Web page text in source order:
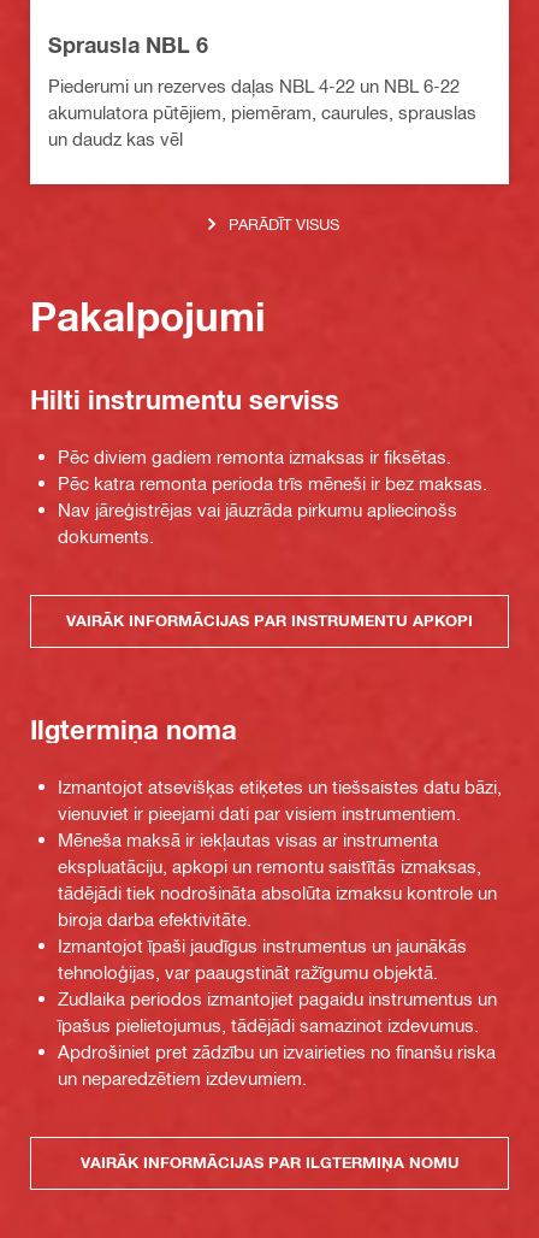
Sprausla NBL 6
Piederumi un rezerves daļas NBL 4-22 un NBL 6-22
akumulatora pūtējiem, piemēram, caurules, sprauslas
un daudz kas vēl
PARĀDĪT VISUS
Pakalpojumi
Hilti instrumentu serviss
Pēc diviem gadiem remonta izmaksas ir fiksētas.
Pēc katra remonta perioda trīs mēneši ir bez maksas.
Nav jāreģistrējas vai jāuzrāda pirkumu apliecinošs
dokuments.
VAIRĀK INFORMĀCIJAS PAR INSTRUMENTU APKOPI
Ilgtermiņa noma
Izmantojot atsevišķas etiķetes un tiešsaistes datu bāzi,
vienuviet ir pieejami dati par visiem instrumentiem.
Mēneša maksā ir iekļautas visas ar instrumenta
ekspluatāciju, apkopi un remontu saistītās izmaksas,
tādējādi tiek nodrošināta absolūta izmaksu kontrole un
biroja darba efektivitāte.
Izmantojot īpaši jaudīgus instrumentus un jaunākās
tehnoloģijas, var paaugstināt ražīgumu objektā.
Zudlaika periodos izmantojiet pagaidu instrumentus un
īpašus pielietojumus, tādējādi samazinot izdevumus.
Apdrošiniet pret zādzību un izvairieties no finanšu riska
un neparedzētiem izdevumiem.
VAIRĀK INFORMĀCIJAS PAR ILGTERMIŅA NOMU